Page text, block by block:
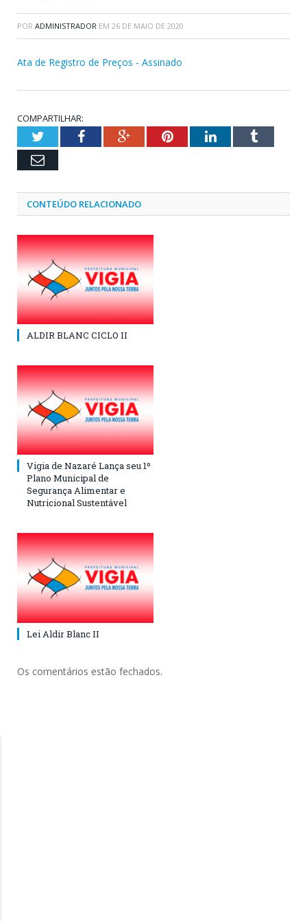
POR ADMINISTRADOR EM 26 DE MAIO DE 2020
Ata de Registro de Preços - Assinado
COMPARTILHAR:
TwitterFacebookGoogle+PinterestLinkedInTumblr
Email
CONTEÚDO RELACIONADO
ALDIR BLANC CICLO II
Vigia de Nazaré Lança seu 1º
Plano Municipal de
Segurança Alimentar e
Nutricional Sustentável
Lei Aldir Blanc II
Os comentários estão fechados.